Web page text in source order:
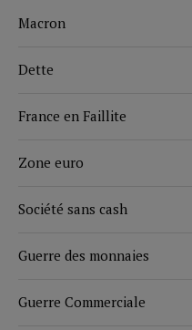
Macron
Dette
France en Faillite
Zone euro
Société sans cash
Guerre des monnaies
Guerre Commerciale